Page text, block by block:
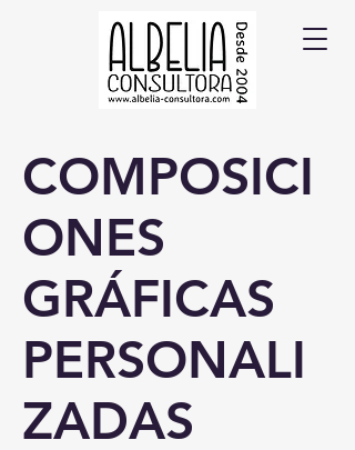
COMPOSICI
ONES
GRÁFICAS
PERSONALI
ZADAS